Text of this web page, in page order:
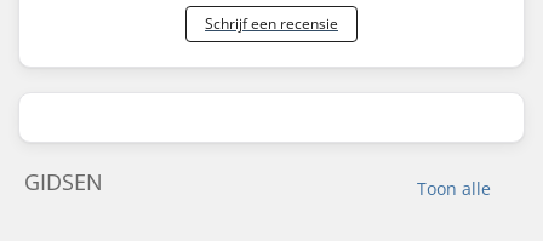
Schrijf een recensie
Toon alle
GIDSEN